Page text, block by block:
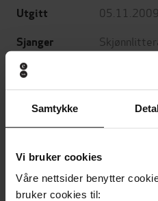
Samtykke
Vi bruker cookies
Våre nettsider benytter
bruker cookies til:
Utgitt 05.11.2009
Sjanger
Språk
DRM-
beskyttelse